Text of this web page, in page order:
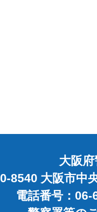
大阪
8540 大阪市中
電話番号：